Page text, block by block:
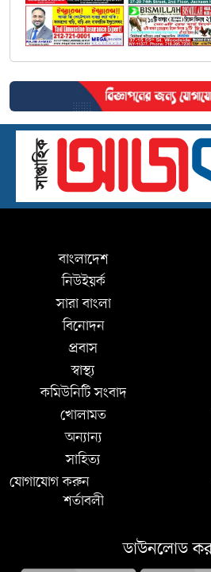
বাংলাদেশ
নিউইয়র্ক
সারা বাংলা
বিনোদন
প্রবাস
স্বাস্থ্য
কমিউনিটি সংবাদ
খোলামত
অন্যান্য
সাহিত্য
যোগাযোগ করুন
শর্তাবলী
ডাউনলোড